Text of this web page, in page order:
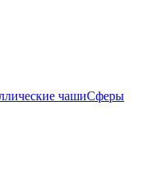
чашиСферы